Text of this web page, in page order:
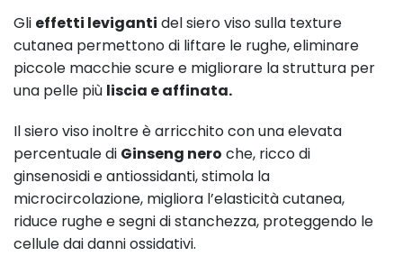
Gli effetti leviganti del siero viso sulla texture
cutanea permettono di liftare le rughe, eliminare
piccole macchie scure e migliorare la struttura per
una pelle più liscia e affinata.
Il siero viso inoltre è arricchito con una elevata
percentuale di Ginseng nero che, ricco di
ginsenosidi e antiossidanti, stimola la
microcircolazione, migliora l’elasticità cutanea,
riduce rughe e segni di stanchezza, proteggendo le
cellule dai danni ossidativi.